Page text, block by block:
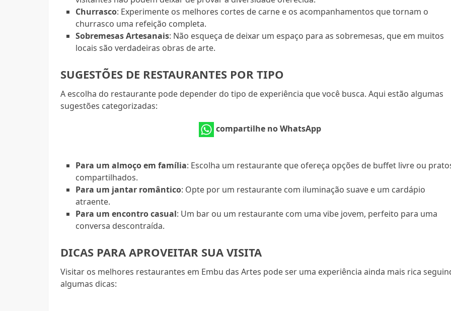
Churrasco: Experimente os melhores cortes de carne e os acompanhamentos que tornam o
churrasco uma refeição completa.
Sobremesas Artesanais: Não esqueça de deixar um espaço para as sobremesas, que em muitos
locais são verdadeiras obras de arte.
SUGESTÕES DE RESTAURANTES POR TIPO
A escolha do restaurante pode depender do tipo de experiência que você busca. Aqui estão algumas
sugestões categorizadas:
compartilhe no WhatsApp
Para um almoço em família: Escolha um restaurante que ofereça opções de buffet livre ou
compartilhados.
Para um jantar romântico: Opte por um restaurante com iluminação suave e um cardápio
atraente.
Para um encontro casual: Um bar ou um restaurante com uma vibe jovem, perfeito para uma
conversa descontraída.
DICAS PARA APROVEITAR SUA VISITA
Visitar os melhores restaurantes em Embu das Artes pode ser uma experiência ainda mais rica
algumas dicas: